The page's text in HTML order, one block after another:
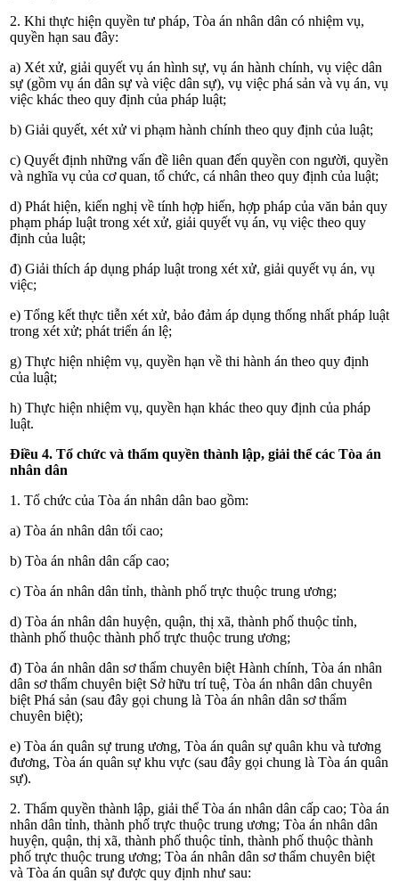
2. Khi thực hiện quyền tư pháp, Tòa án nhân dân có nhiệm vụ,
quyền hạn sau đây:
a) Xét xử, giải quyết vụ án hình sự, vụ án hành chính, vụ việc dân
sự (gồm vụ án dân sự và việc dân sự), vụ việc phá sản và vụ án, vụ
việc khác theo quy định của pháp luật;
b) Giải quyết, xét xử vi phạm hành chính theo quy định của luật;
c) Quyết định những vấn đề liên quan đến quyền con người, quyền
và nghĩa vụ của cơ quan, tổ chức, cá nhân theo quy định của luật;
d) Phát hiện, kiến nghị về tính hợp hiến, hợp pháp của văn bản quy
phạm pháp luật trong xét xử, giải quyết vụ án, vụ việc theo quy
định của luật;
đ) Giải thích áp dụng pháp luật trong xét xử, giải quyết vụ án, vụ
việc;
e) Tổng kết thực tiễn xét xử, bảo đảm áp dụng thống nhất pháp luật
trong xét xử; phát triển án lệ;
g) Thực hiện nhiệm vụ, quyền hạn về thi hành án theo quy định
của luật;
h) Thực hiện nhiệm vụ, quyền hạn khác theo quy định của pháp
luật.
Điều 4. Tổ chức và thẩm quyền thành lập, giải thể các Tòa án
nhân dân
1. Tổ chức của Tòa án nhân dân bao gồm:
a) Tòa án nhân dân tối cao;
b) Tòa án nhân dân cấp cao;
c) Tòa án nhân dân tỉnh, thành phố trực thuộc trung ương;
d) Tòa án nhân dân huyện, quận, thị xã, thành phố thuộc tỉnh,
thành phố thuộc thành phố trực thuộc trung ương;
đ) Tòa án nhân dân sơ thẩm chuyên biệt Hành chính, Tòa án nhân
dân sơ thẩm chuyên biệt Sở hữu trí tuệ, Tòa án nhân dân chuyên
biệt Phá sản (sau đây gọi chung là Tòa án nhân dân sơ thẩm
chuyên biệt);
e) Tòa án quân sự trung ương, Tòa án quân sự quân khu và tương
đương, Tòa án quân sự khu vực (sau đây gọi chung là Tòa án quân
sự).
2. Thẩm quyền thành lập, giải thể Tòa án nhân dân cấp cao; Tòa án
nhân dân tỉnh, thành phố trực thuộc trung ương; Tòa án nhân dân
huyện, quận, thị xã, thành phố thuộc tỉnh, thành phố thuộc thành
phố trực thuộc trung ương; Tòa án nhân dân sơ thẩm chuyên biệt
và Tòa án quân sự được quy định như sau: